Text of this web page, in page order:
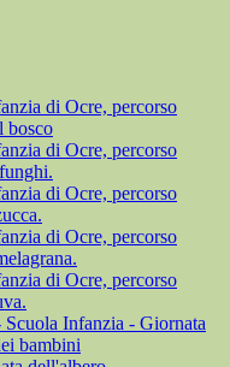
di Ocre, percorso
bosco
di Ocre, percorso
di Ocre, percorso
di Ocre, percorso
di Ocre, percorso
Infanzia - Giornata
bambini